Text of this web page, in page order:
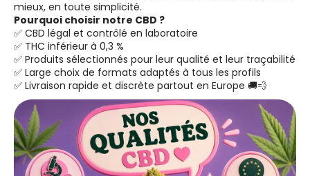
mieux, en toute simplicité.
Pourquoi choisir notre CBD ?
✅ CBD légal et contrôlé en laboratoire
✅ THC inférieur à 0,3 %
✅ Produits sélectionnés pour leur qualité et leur traçabilité
✅ Large choix de formats adaptés à tous les profils
✅ Livraison rapide et discrète partout en Europe 🚚💨